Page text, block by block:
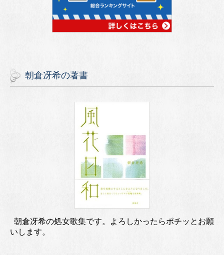
朝倉冴希の著書
朝倉冴希の処女歌集です。よろしかったらポチッとお願
いします。